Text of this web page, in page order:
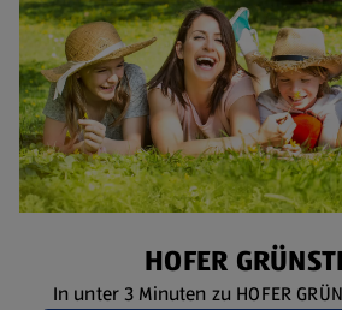
HOFER
In unter 3 Minuten zu HOFER